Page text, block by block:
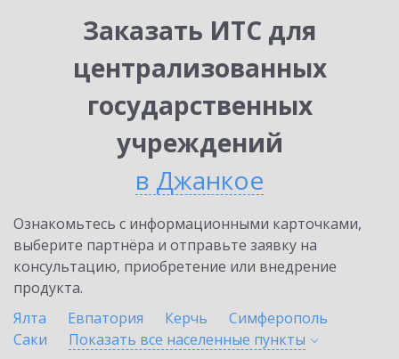
Заказать ИТС для
централизованных
государственных
учреждений
в Джанкое
Ознакомьтесь с информационными карточками,
выберите партнёра и отправьте заявку на
консультацию, приобретение или внедрение
продукта.
Ялта
Евпатория Керчь
Симферополь
Саки
Показать все населенные пункты